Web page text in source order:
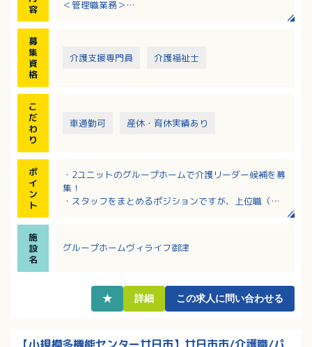
容
＜管理職業務＞
・ご家族、病院関係との対応（入居時の契約等）、面
募
集
資
格
介護支援専門員 介護福祉士
こ
だ
わ
り
車通勤可 産休・育休実績あり
ポ
イ
ン
ト
・2ユニットのグループホームで介護リーダー候補を募
集！
・スタッフをまとめるポジションですが、上位職（主
い施設！
・キャリアアップを目指す方必見！マネジメント経験
保育手当も支給あり！
施
設
名
グループホームヴィライフ御津
★ 詳細 この求人に問い合わせる